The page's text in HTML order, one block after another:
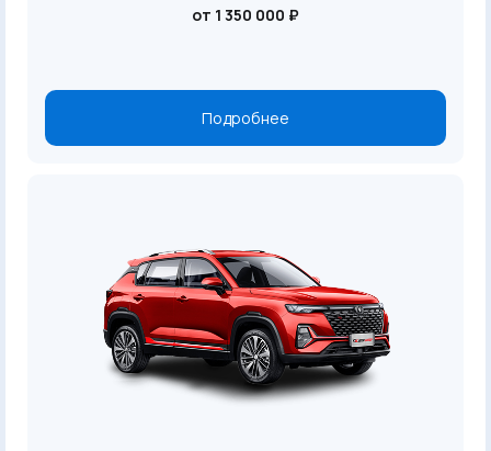
от 1 350 000 ₽
Подробнее